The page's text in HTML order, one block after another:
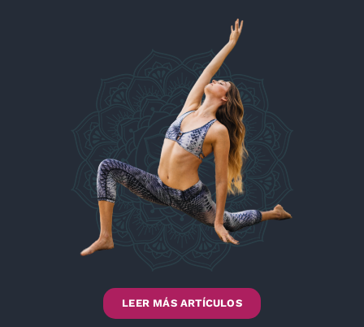
LEER MÁS ARTÍCULOS